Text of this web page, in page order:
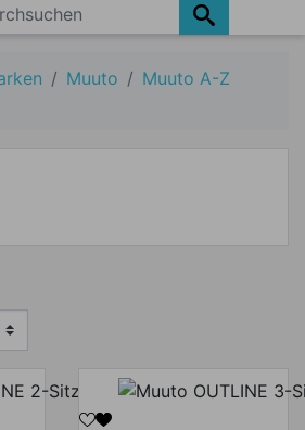
Muuto
Muuto A-Z